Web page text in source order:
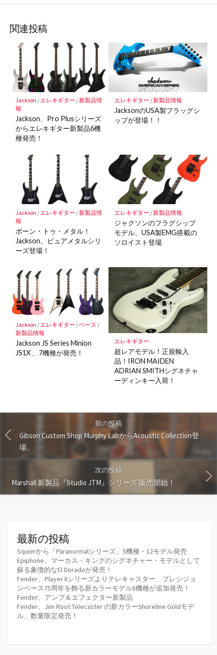
ア
マ
ー
ク
に
保
存
関連投稿
Jackson / エレキギター /新製品情
報
Jackson、Pro Plusシリーズ
からエレキギター新製品6機
種発売！
エレキギター /新製品情報
JacksonのUSA製フラッグシ
ップが登場！！
Jackson / エレキギター /新製品情
報
ボーン・トゥ・メタル！
Jackson、ピュアメタルシリ
ーズ登場！
エレキギター /新製品情報
ジャクソンのフラグシップ
モデル、USA製EMG搭載の
ソロイスト登場
Jackson /エレキギター /ベース /
新製品情報
Jackson JS Series Minion
JS1X 、7機種が発売！
エレキギター
超レアモデル！正規輸入
品！IRON MAIDEN
ADRIAN SMITHシグネチャ
ーディンキー入荷！
前の投稿
Gibson Custom Shop Murphy LabからAcoustic Collection登
場。
次の投稿
Marshall 新製品『Studio JTM』シリーズ 販売開始！
最新の投稿
Squierから「Paranormalシリーズ」5機種・12モデル発売
Epiphone、マーカス・キングのシグネチャー・モデルとして
蘇る象徴的なEl Doradoが発売！
Fender、Player IIシリーズよりテレキャスター、プレシジョ
ンベース75周年を飾る新カラーモデル8機種が追加発売！
Fender、アンプ＆エフェクター新製品
Fender、Jim Root Telecaster の新カラーShoreline Goldモデ
ル、数量限定発売！